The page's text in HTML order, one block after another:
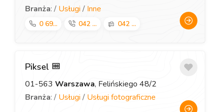
Branża: / Usługi / Inne
0 69... 042 ... 042 ...
Piksel
01-563 Warszawa, Felińskiego 48/2
Branża: / Usługi / Usługi fotograficzne